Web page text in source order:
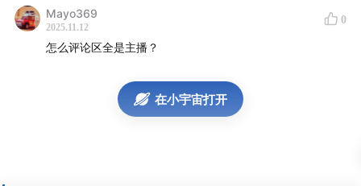
@方舟（🍠@阿啾）
己出国留学 / ENFP
Mayo369
2025.11.12
0
怎么评论区全是主播？
在小宇宙打开